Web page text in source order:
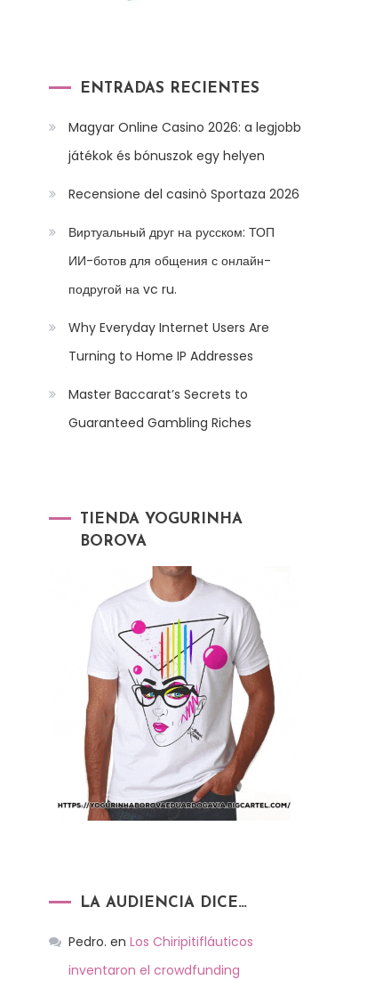
ENTRADAS RECIENTES
Magyar Online Casino 2026: a legjobb
játékok és bónuszok egy helyen
Recensione del casinò Sportaza 2026
Виртуальный друг на русском: ТОП
ИИ-ботов для общения с онлайн-
подругой на vc ru.
Why Everyday Internet Users Are
Turning to Home IP Addresses
Master Baccarat’s Secrets to
Guaranteed Gambling Riches
TIENDA YOGURINHA
BOROVA
LA AUDIENCIA DICE…
Pedro. en Los Chiripitifláuticos
inventaron el crowdfunding